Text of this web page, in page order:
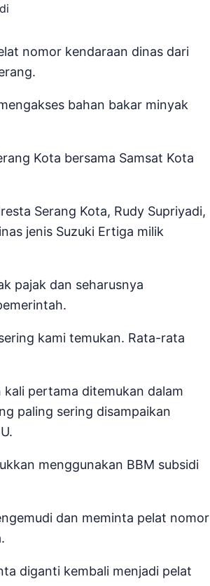
nomor kendaraan dinas dari
bahan bakar minyak
Kota bersama Samsat Kota
Serang Kota, Rudy Supriyadi,
jenis Suzuki Ertiga milik
pajak dan seharusnya
kami temukan. Rata-rata
pertama ditemukan dalam
paling sering disampaikan
menggunakan BBM subsidi
dan meminta pelat nomor
diganti kembali menjadi pelat